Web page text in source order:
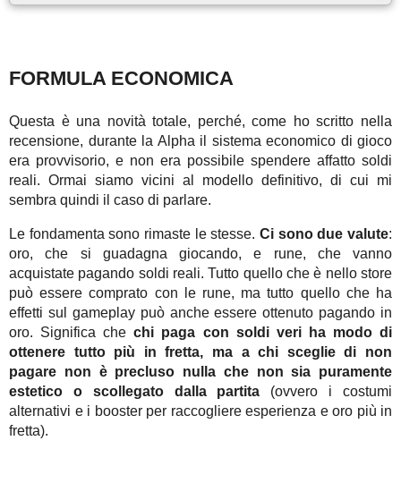
FORMULA ECONOMICA
Questa è una novità totale, perché, come ho scritto nella
recensione, durante la Alpha il sistema economico di gioco
era provvisorio, e non era possibile spendere affatto soldi
reali. Ormai siamo vicini al modello definitivo, di cui mi
sembra quindi il caso di parlare.
Le fondamenta sono rimaste le stesse. Ci sono due valute:
oro, che si guadagna giocando, e rune, che vanno
acquistate pagando soldi reali. Tutto quello che è nello store
può essere comprato con le rune, ma tutto quello che ha
effetti sul gameplay può anche essere ottenuto pagando in
oro. Significa chechi paga con soldi veri ha modo di
ottenere tutto più in fretta, ma a chi sceglie di non
pagare non è precluso nulla che non sia puramente
estetico o scollegato dalla partita (ovvero i costumi
alternativi e i booster per raccogliere esperienza e oro più in
fretta).